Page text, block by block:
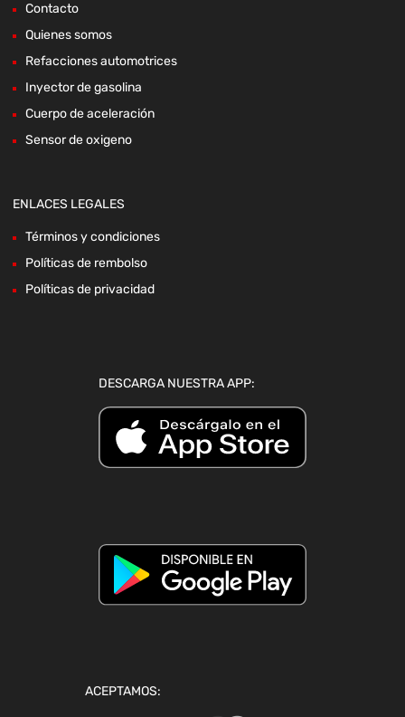
Contacto
Quienes somos
Refacciones automotrices
Inyector de gasolina
Cuerpo de aceleración
Sensor de oxigeno
ENLACES LEGALES
Términos y condiciones
Políticas de rembolso
Políticas de privacidad
DESCARGA NUESTRA APP:
ACEPTAMOS: